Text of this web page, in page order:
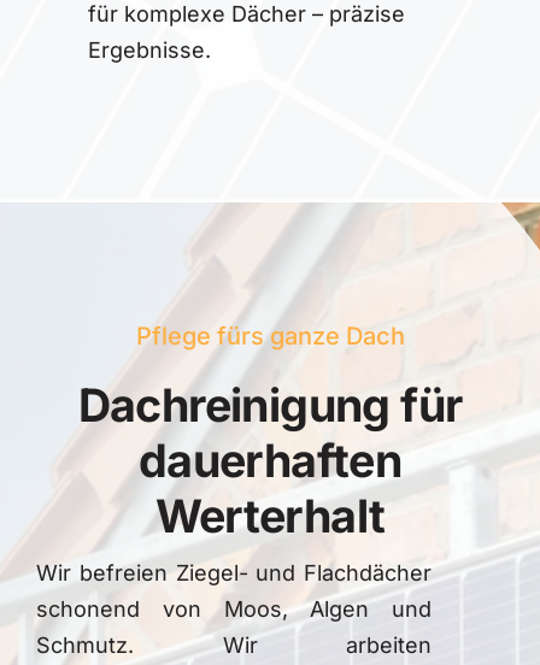
für komplexe Dächer – präzise
Ergebnisse.
Pflege fürs ganze Dach
Dachreinigung für
dauerhaften
Werterhalt
Wir befreien Ziegel- und Flachdächer
schonend von Moos, Algen und
Schmutz. Wir arbeiten